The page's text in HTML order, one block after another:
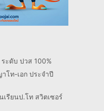
ะดับ ปวส 100%
โท-เอก ประจำปี
เรียนป.โท สวิตเซอร์